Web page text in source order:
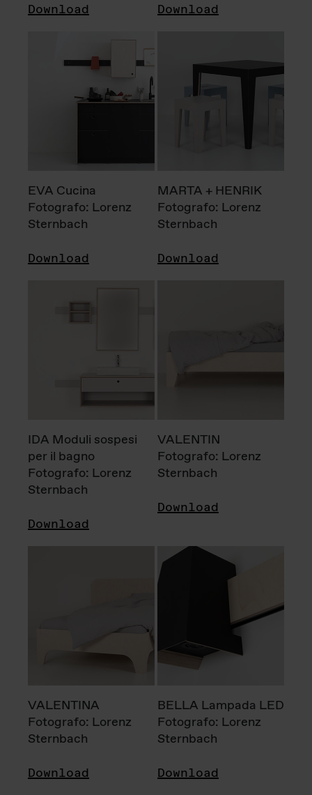
Download Download
EVA Cucina
Fotografo: Lorenz
Sternbach
Download
MARTA + HENRIK
Fotografo: Lorenz
Sternbach
Download
IDA Moduli sospesi
per il bagno
Fotografo: Lorenz
Sternbach
Download
VALENTIN
Fotografo: Lorenz
Sternbach
Download
VALENTINA
Fotografo: Lorenz
Sternbach
Download
BELLA Lampada LED
Fotografo: Lorenz
Sternbach
Download